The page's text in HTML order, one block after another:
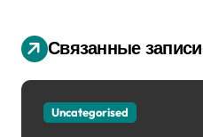
и
я
п
Связанные записи
Uncategorised